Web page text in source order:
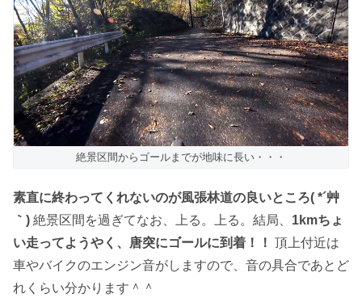
絶景区間からゴールまでが地味に長い・・・
素直に終わってくれないのが風張林道の良いところ( *´艸
｀) 絶景区間を過ぎてなお、上る。上る。結局、 1kmちょ
い走ってようやく、唐突にゴールに到着！！ 頂上付近は
車やバイクのエンジン音がしますので、音の具合であとど
れくらい分かります＾＾